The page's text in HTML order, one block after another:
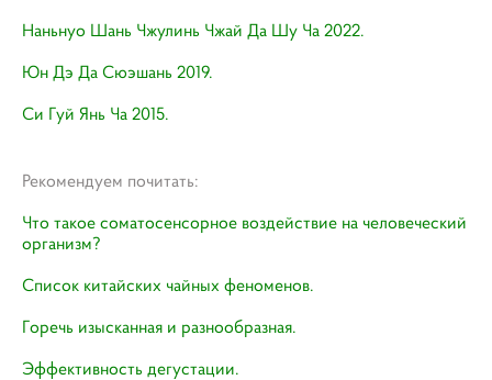
Наньнуо Шань Чжулинь Чжай Да Шу Ча 2022.
​Юн Дэ Да Сюэшань 2019.
Си Гуй Янь Ча 2015.
Рекомендуем почитать:
Что такое соматосенсорное воздействие на человеческий
организм?
Список китайских чайных феноменов.
Горечь изысканная и разнообразная.
Эффективность дегустации.